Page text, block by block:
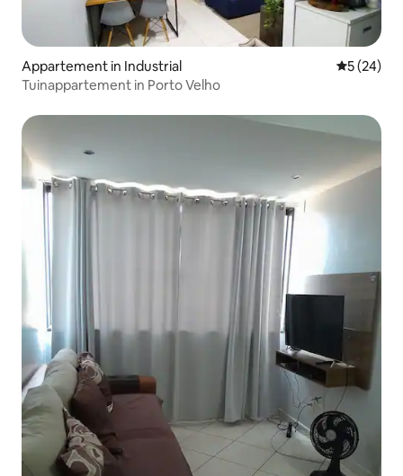
Appartement in Industrial
5 (24)
Tuinappartement in Porto Velho